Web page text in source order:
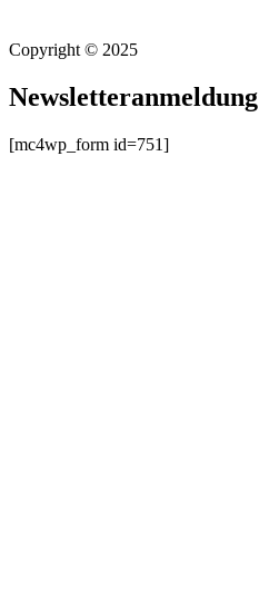
Copyright © 2025
Newsletteranmeldung
[mc4wp_form id=751]